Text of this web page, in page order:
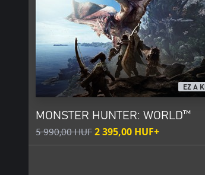
EZ A
MONSTER HUNTER: WORLD™
5 990,00 HUF2 395,00 HUF+